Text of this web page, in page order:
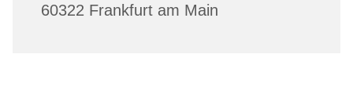
60322 Frankfurt am Main